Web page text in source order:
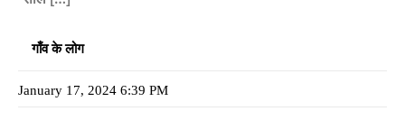
गाँव के लोग
January 17, 2024 6:39 PM